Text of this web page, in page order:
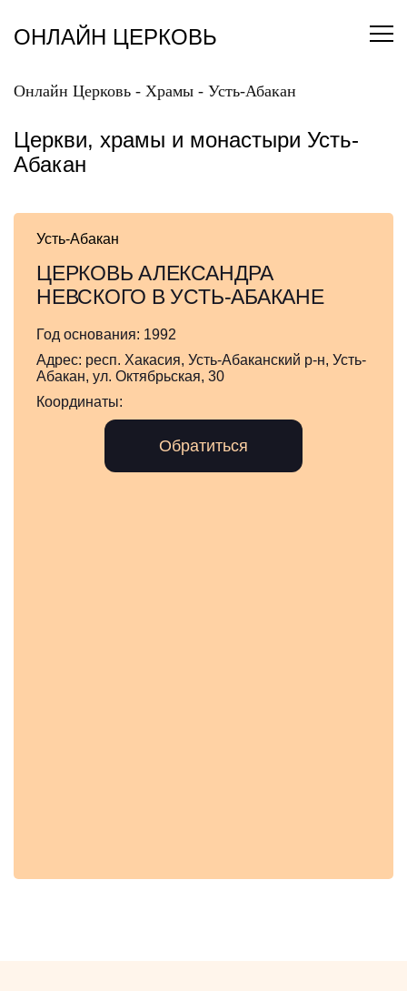
содержанию
ОНЛАЙН ЦЕРКОВЬ
Онлайн Церковь - Храмы - Усть-Абакан
Церкви, храмы и монастыри Усть-
Абакан
Усть-Абакан
ЦЕРКОВЬ АЛЕКСАНДРА
НЕВСКОГО В УСТЬ-АБАКАНЕ
Год основания: 1992
Адрес: респ. Хакасия, Усть-Абаканский р-н, Усть-
Абакан, ул. Октябрьская, 30
Координаты:
Обратиться